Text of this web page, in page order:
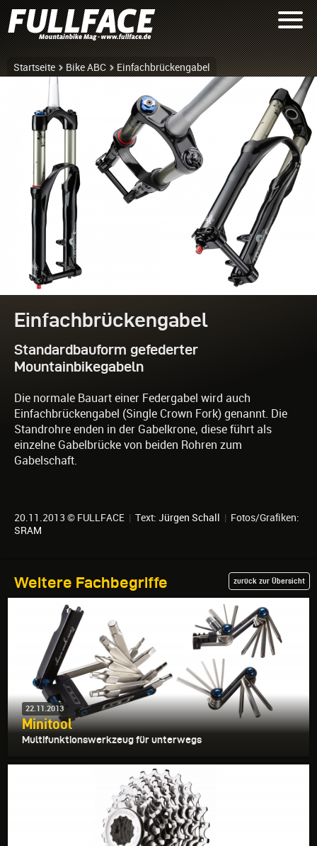
Startseite Bike ABC Einfachbrückengabel
Einfachbrückengabel
Standardbauform gefederter
Mountainbikegabeln
Die normale Bauart einer Federgabel wird auch
Einfachbrückengabel (Single Crown Fork) genannt. Die
Standrohre enden in der Gabelkrone, diese führt als
einzelne Gabelbrücke von beiden Rohren zum
Gabelschaft.
20.11.2013 © FULLFACE | Text: Jürgen Schall | Fotos/Grafiken:
SRAM
Weitere Fachbegriffe zurück zur Übersicht
22.11.2013
Minitool
Multifunktionswerkzeug für unterwegs